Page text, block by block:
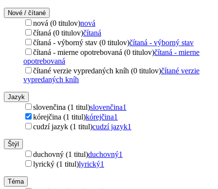
Nové / čítané
nová (0 titulov)nová
čítaná (0 titulov)čítaná
čítaná - výborný stav (0 titulov)čítaná - výborný stav
čítaná - mierne opotrebovaná (0 titulov)čítaná - mierne
opotrebovaná
čítané verzie vypredaných kníh (0 titulov)čítané verzie
vypredaných kníh
Jazyk
slovenčina (1 titul)slovenčina1
kórejčina (1 titul)kórejčina1
cudzí jazyk (1 titul)cudzí jazyk1
Štýl
duchovný (1 titul)duchovný1
lyrický (1 titul)lyrický1
Téma